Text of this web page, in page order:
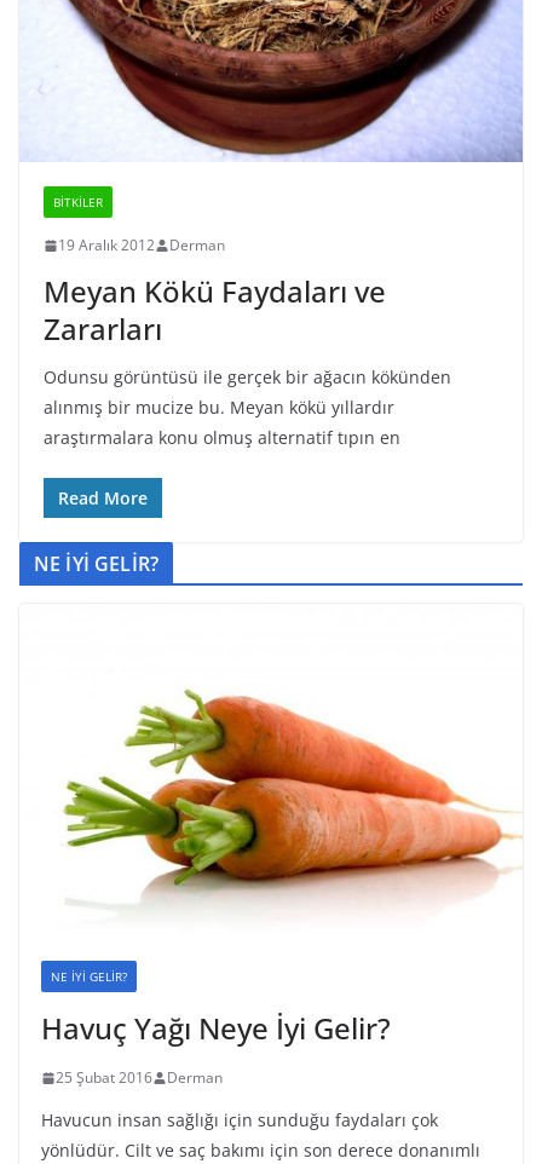
BİTKİLER
19 Aralık 2012 Derman
Meyan Kökü Faydaları ve
Zararları
Odunsu görüntüsü ile gerçek bir ağacın kökünden
alınmış bir mucize bu. Meyan kökü yıllardır
araştırmalara konu olmuş alternatif tıpın en
Read More
NE İYİ GELİR?
NE İYİ GELİR?
Havuç Yağı Neye İyi Gelir?
25 Şubat 2016 Derman
Havucun insan sağlığı için sunduğu faydaları çok
yönlüdür. Cilt ve saç bakımı için son derece donanımlı